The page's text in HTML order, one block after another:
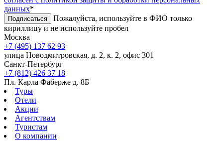
данных*
Подписаться
Пожалуйста, используйте в ФИО только
кириллицу и не используйте пробел
Москва
+7 (495) 137 62 93
улица Новодмитровская, д. 2, к. 2, офис 301
Санкт-Петербург
+7 (812) 426 37 18
Пл. Карла Фаберже д. 8Б
Туры
Отели
Акции
Агентствам
Туристам
О компании